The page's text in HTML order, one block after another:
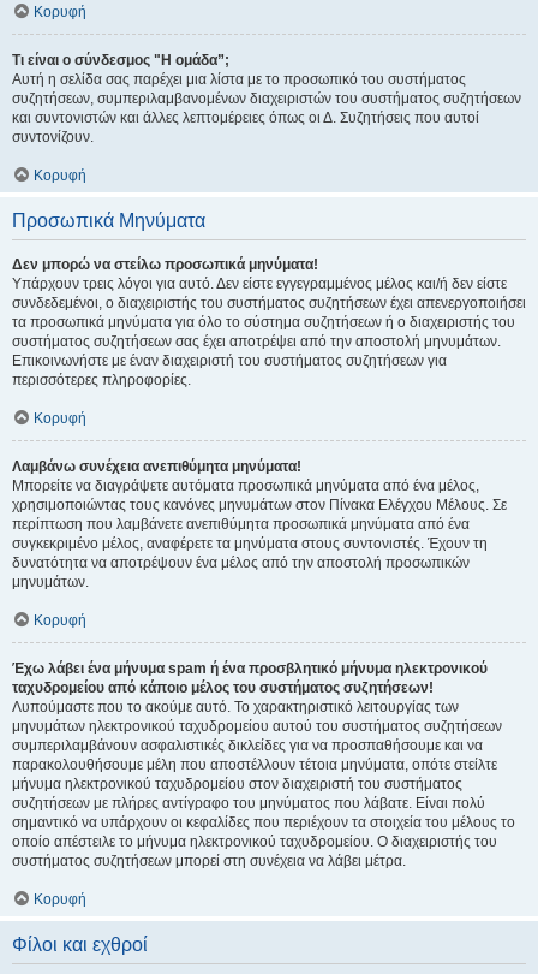
Κορυφή
Τι είναι ο σύνδεσμος "Η ομάδα”;
Αυτή η σελίδα σας παρέχει μια λίστα με το προσωπικό του συστήματος
συζητήσεων, συμπεριλαμβανομένων διαχειριστών του συστήματος συζητήσεων
και συντονιστών και άλλες λεπτομέρειες όπως οι Δ. Συζητήσεις που αυτοί
συντονίζουν.
Κορυφή
Προσωπικά Μηνύματα
Δεν μπορώ να στείλω προσωπικά μηνύματα!
Υπάρχουν τρεις λόγοι για αυτό. Δεν είστε εγγεγραμμένος μέλος και/ή δεν είστε
συνδεδεμένοι, ο διαχειριστής του συστήματος συζητήσεων έχει απενεργοποιήσει
τα προσωπικά μηνύματα για όλο το σύστημα συζητήσεων ή ο διαχειριστής του
συστήματος συζητήσεων σας έχει αποτρέψει από την αποστολή μηνυμάτων.
Επικοινωνήστε με έναν διαχειριστή του συστήματος συζητήσεων για
περισσότερες πληροφορίες.
Κορυφή
Λαμβάνω συνέχεια ανεπιθύμητα μηνύματα!
Μπορείτε να διαγράψετε αυτόματα προσωπικά μηνύματα από ένα μέλος,
χρησιμοποιώντας τους κανόνες μηνυμάτων στον Πίνακα Ελέγχου Μέλους. Σε
περίπτωση που λαμβάνετε ανεπιθύμητα προσωπικά μηνύματα από ένα
συγκεκριμένο μέλος, αναφέρετε τα μηνύματα στους συντονιστές. Έχουν τη
δυνατότητα να αποτρέψουν ένα μέλος από την αποστολή προσωπικών
μηνυμάτων.
Κορυφή
Έχω λάβει ένα μήνυμα spam ή ένα προσβλητικό μήνυμα ηλεκτρονικού
ταχυδρομείου από κάποιο μέλος του συστήματος συζητήσεων!
Λυπούμαστε που το ακούμε αυτό. Το χαρακτηριστικό λειτουργίας των
μηνυμάτων ηλεκτρονικού ταχυδρομείου αυτού του συστήματος συζητήσεων
συμπεριλαμβάνουν ασφαλιστικές δικλείδες για να προσπαθήσουμε και να
παρακολουθήσουμε μέλη που αποστέλλουν τέτοια μηνύματα, οπότε στείλτε
μήνυμα ηλεκτρονικού ταχυδρομείου στον διαχειριστή του συστήματος
συζητήσεων με πλήρες αντίγραφο του μηνύματος που λάβατε. Είναι πολύ
σημαντικό να υπάρχουν οι κεφαλίδες που περιέχουν τα στοιχεία του μέλους το
οποίο απέστειλε το μήνυμα ηλεκτρονικού ταχυδρομείου. Ο διαχειριστής του
συστήματος συζητήσεων μπορεί στη συνέχεια να λάβει μέτρα.
Κορυφή
Φίλοι και εχθροί